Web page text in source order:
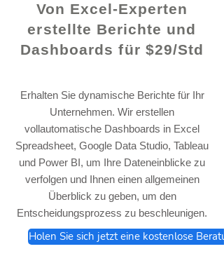
Von Excel-Experten
erstellte Berichte und
Dashboards für $29/Std
Erhalten Sie dynamische Berichte für Ihr
Unternehmen. Wir erstellen
vollautomatische Dashboards in Excel
Spreadsheet, Google Data Studio, Tableau
und Power BI, um Ihre Dateneinblicke zu
verfolgen und Ihnen einen allgemeinen
Überblick zu geben, um den
Entscheidungsprozess zu beschleunigen.
Holen Sie sich jetzt eine kostenlose